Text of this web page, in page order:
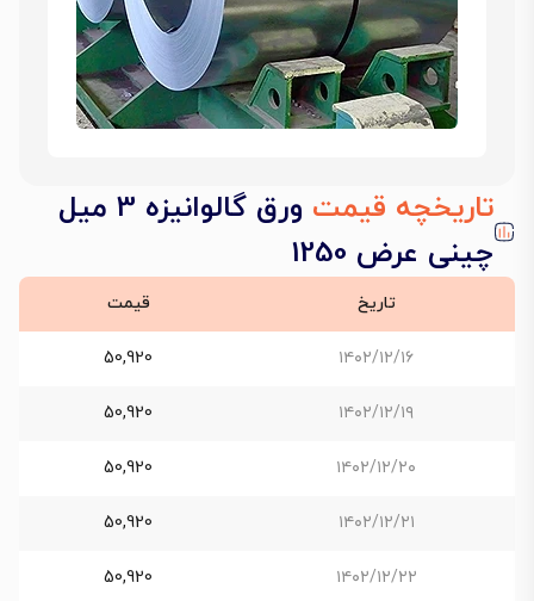
تاریخچه قیمت
ورق گالوانیزه 3 میل
چینی عرض 1250
تاریخ قیمت
۱۴۰۲/۱۲/۱۶ 50,920
۱۴۰۲/۱۲/۱۹ 50,920
۱۴۰۲/۱۲/۲۰ 50,920
۱۴۰۲/۱۲/۲۱ 50,920
۱۴۰۲/۱۲/۲۲ 50,920